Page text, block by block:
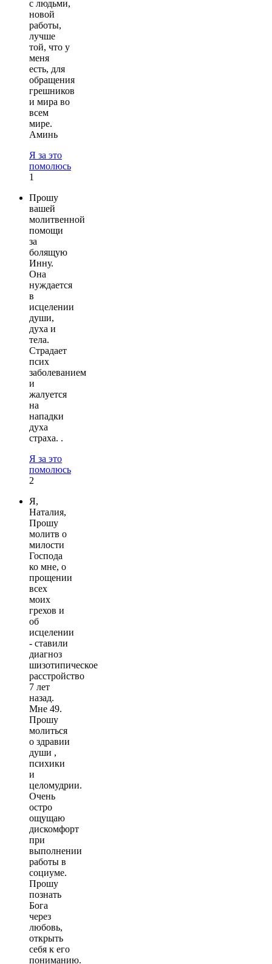
с людьми,
новой
работы,
лучше
той, что у
меня
есть, для
обращения
грешников
и мира во
всем
мире.
Аминь
Я за это
помолюсь
1
Прошу
вашей
молитвенной
помощи
за
болящую
Инну.
Она
нуждается
в
исцелении
души,
духа и
тела.
Страдает
псих
заболеванием
и
жалуется
на
нападки
духа
страха. .
Я за это
помолюсь
2
Я,
Наталия,
Прошу
молитв о
милости
Господа
ко мне, о
прощении
всех
моих
грехов и
об
исцелении
- ставили
диагноз
шизотипическое
расстройство
7 лет
назад.
Мне 49.
Прошу
молиться
о здравии
души ,
психики
и
целомудрии.
Очень
остро
ощущаю
дискомфорт
при
выполнении
работы в
социуме.
Прошу
познать
Бога
через
любовь,
открыть
себя к его
пониманию.